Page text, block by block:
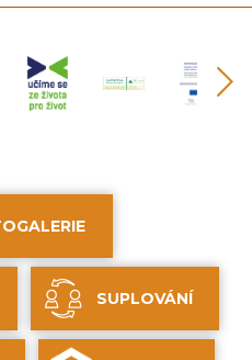
SUPLOVÁNÍ